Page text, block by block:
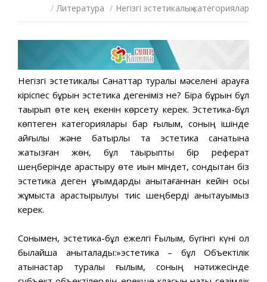
/ Литература / Негізгі эстетикалық категориялар
Негізгі эстетикалық Санаттар туралы мәселені қарауға
кіріспес бұрын эстетика дегеніміз не? Бірақ бұрын бұл
тақырып өте кең екенін көрсету керек. Эстетика-бұл
көптеген категориялары бар ғылым, соның ішінде
қайғылы және батырлық та эстетика санатына
жатқызған жөн, бұл тақырыпты бір реферат
шеңберінде қарастыру өте қиын міндет, сондықтан біз
эстетика деген ұғымдарды анықтағаннан кейін осы
жұмыста қарастырылуы тиіс шеңберді анықтауымыз
керек.
Сонымен, эстетика-бұл ежелгі Ғылым, бүгінгі күні ол
былайша анықталады:»эстетика – бұл Объектілік
қатынастар туралы ғылым, соның нәтижесінде